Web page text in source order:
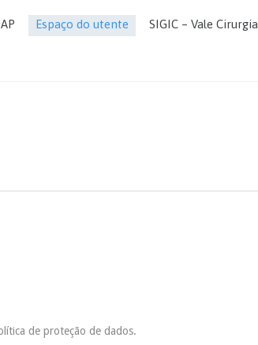
Espaço do utente SIGIC – Vale Cirurgia
de proteção de dados.